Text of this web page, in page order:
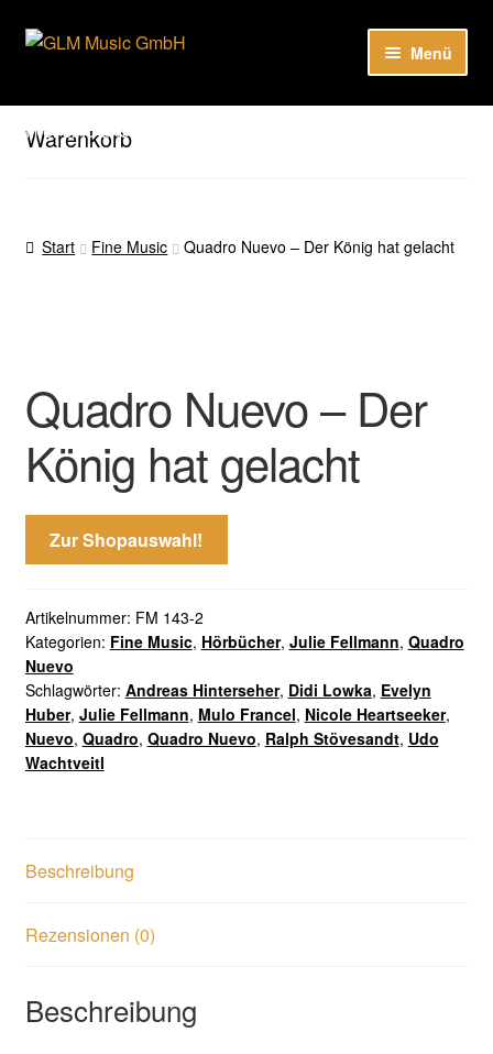
Hier sind unsere Neuigkeiten zu hören: Spotify
Zur
Zum
Menü
Unser Katalog
Warenkorb
Start Fine Music Quadro Nuevo – Der König hat gelacht
Quadro Nuevo – Der
König hat gelacht
Zur Shopauswahl!
Artikelnummer: FM 143-2
Kategorien: Fine Music, Hörbücher, Julie Fellmann, Quadro
Nuevo
Schlagwörter: Andreas Hinterseher, Didi Lowka, Evelyn
Huber, Julie Fellmann, Mulo Francel, Nicole Heartseeker,
Nuevo, Quadro, Quadro Nuevo, Ralph Stövesandt, Udo
Wachtveitl
Beschreibung
Rezensionen (0)
Beschreibung